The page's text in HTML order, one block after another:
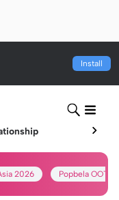
Install
2026 Popbela OOTD